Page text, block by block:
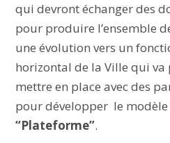
qui devront échanger des
pour produire l’ensemble
une évolution vers un
horizontal de la Ville qui va
mettre en place avec des
pour développer le
“Plateforme”.